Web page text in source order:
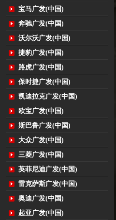
宝马广发(中国)
奔驰广发(中国)
沃尔沃广发(中国)
捷豹广发(中国)
路虎广发(中国)
保时捷广发(中国)
凯迪拉克广发(中国)
欧宝广发(中国)
斯巴鲁广发(中国)
大众广发(中国)
三菱广发(中国)
英菲尼迪广发(中国)
雷克萨斯广发(中国)
奥迪广发(中国)
起亚广发(中国)